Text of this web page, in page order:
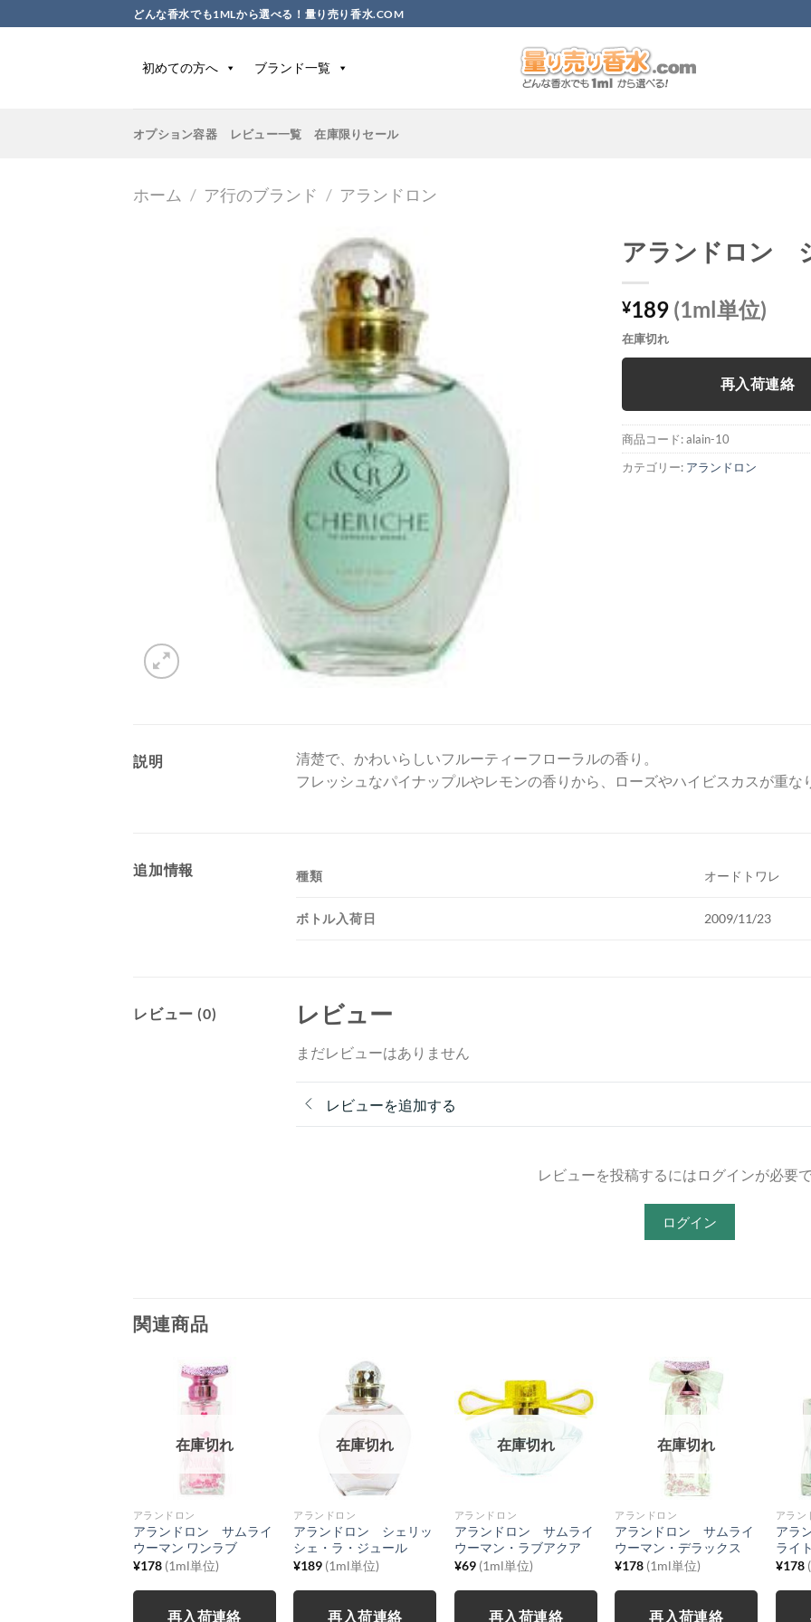
to
どんな香水でも1MLから選べる！量り売り香水.COM
初めての方へ ブランド一覧
オプション容器 レビュー一覧 在庫限りセール
ホーム / ア行のブランド / アランドロン
アランドロン
¥189 (1ml単位)
在庫切れ
再入荷連絡
商品コード:alain-10
カテゴリー: アランドロン
説明
清楚で、かわいらしいフルーティーフローラルの香り。
フレッシュなパイナップルやレモンの香りから、ローズやハイビスカスが重な
追加情報 種類 オードトワレ
ボトル入荷日 2009/11/23
レビュー (0) レビュー
まだレビューはありません
レビューを追加する
レビューを投稿するにはログインが必要
ログイン
関連商品
在庫切れ
アランドロン
アランドロン サムライ
ウーマン ワンラブ
¥178 (1ml単位)
再入荷連絡
在庫切れ
アランドロン
アランドロン シェリッ
シェ・ラ・ジュール
¥189 (1ml単位)
再入荷連絡
在庫切れ
アランドロン
アランドロン サムライ
ウーマン・ラブアクア
¥69 (1ml単位)
再入荷連絡
在庫切れ
アランドロン
アランドロン サムライ
ウーマン・デラックス
¥178 (1ml単位)
再入荷連絡
アラン
アラ
ライ
¥178